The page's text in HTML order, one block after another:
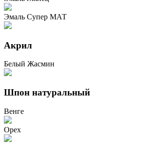
Эмаль Супер МАТ
Акрил
Белый Жасмин
Шпон натуральный
Венге
Орех